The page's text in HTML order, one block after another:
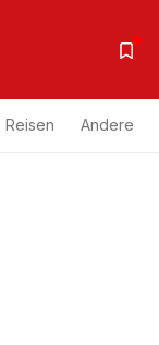
Reisen Andere